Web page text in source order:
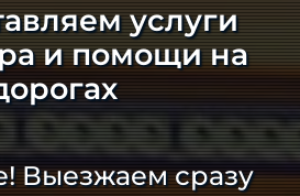
услуги
и помощи на
Выезжаем сразу